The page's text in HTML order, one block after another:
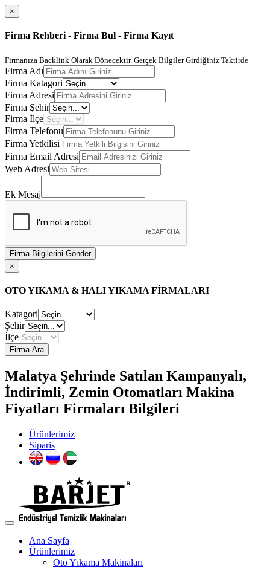
×
Firma Rehberi - Firma Bul - Firma Kayıt
Firmanıza Backlink Olarak Dönecektir. Gerçek Bilgiler Girdiğiniz Taktirde
Firma Adı
Firma Katagori
Firma Adresi
Firma Şehir
Firma İlçe
Firma Telefonu
Firma Yetkilisi
Firma Email Adresi
Web Adresi
Ek Mesaj
Firma Bilgilerini Gönder
×
OTO YIKAMA & HALI YIKAMA FİRMALARI
Katagori
Şehir
İlçe
Firma Ara
Malatya Şehrinde Satılan Kampanyalı,
İndirimli, Zemin Otomatları Makina
Fiyatları Firmaları Bilgileri
Ürünlerimiz
Siparis
Ana Sayfa
Ürünlerimiz
Oto Yıkama Makinaları